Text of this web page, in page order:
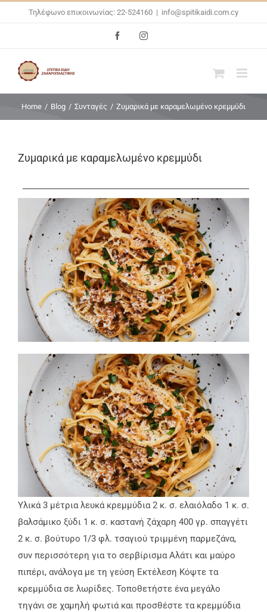
Τηλέφωνο επικοινωνίας: 22-524160 | info@spitikaidi.com.cy
FacebookInstagram
Home / Blog / Συνταγές / Ζυμαρικά με καραμελωμένο κρεμμύδι
Ζυμαρικά με καραμελωμένο κρεμμύδι
Υλικά 3 μέτρια λευκά κρεμμύδια 2 κ. σ. ελαιόλαδο 1 κ. σ.
βαλσάμικο ξύδι 1 κ. σ. καστανή ζάχαρη 400 γρ. σπαγγέτι
2 κ. σ. βούτυρο 1/3 φλ. τσαγιού τριμμένη παρμεζάνα,
συν περισσότερη για το σερβίρισμα Αλάτι και μαύρο
πιπέρι, ανάλογα με τη γεύση Εκτέλεση Κόψτε τα
κρεμμύδια σε λωρίδες. Τοποθετήστε ένα μεγάλο
τηγάνι σε χαμηλή φωτιά και προσθέστε τα κρεμμύδια